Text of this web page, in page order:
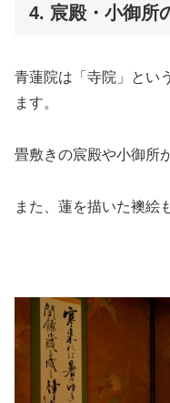
4. 宸殿・小御所
青蓮院は「寺院」とい
ます。
畳敷きの宸殿や小御所
また、蓮を描いた襖絵